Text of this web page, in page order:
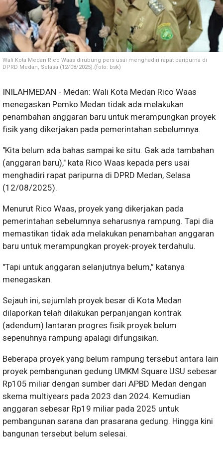
Wali Kota Medan Rico Waas dirubung pers usai menghadiri rapat paripurna di
DPRD Medan, Selasa (12/08/2025).(foto: bsk)
INILAHMEDAN - Medan: Wali Kota Medan Rico Waas
menegaskan Pemko Medan tidak ada melakukan
penambahan anggaran baru untuk merampungkan proyek
fisik yang dikerjakan pada pemerintahan sebelumnya.
"Kita belum ada bahas sampai ke situ. Gak ada tambahan
(anggaran baru)," kata Rico Waas kepada pers usai
menghadiri rapat paripurna di DPRD Medan, Selasa
(12/08/2025).
Menurut Rico Waas, proyek yang dikerjakan pada
pemerintahan sebelumnya seharusnya rampung. Tapi dia
memastikan tidak ada melakukan penambahan anggaran
baru untuk merampungkan proyek-proyek terdahulu.
"Tapi untuk anggaran selanjutnya belum,” katanya
menegaskan.
Sejauh ini, sejumlah proyek besar di Kota Medan
dilaporkan telah dilakukan perpanjangan kontrak
(adendum) lantaran progres fisik proyek belum
sepenuhnya rampung apalagi difungsikan.
Beberapa proyek yang belum rampung tersebut antara lain
proyek pembangunan gedung UMKM Square USU sebesar
Rp105 miliar dengan sumber dari APBD Medan dengan
skema multiyears pada 2023 dan 2024. Kemudian
anggaran sebesar Rp19 miliar pada 2025 untuk
pembangunan sarana dan prasarana gedung. Hingga kini
bangunan tersebut belum selesai.